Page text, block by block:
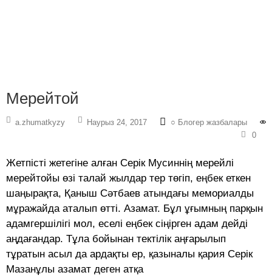
Мерейтой
a.zhumatkyzy Наурыз 24, 2017
○ Блогер жазбалары
0
Жетпісті жетегіне алған Серік Мусиннің мерейлі
мерейтойы өзі талай жылдар тер төгіп, еңбек еткен
шаңырақта, Қаныш Сәтбаев атындағы мемориалды
мұражайда аталып өтті. Азамат. Бұл ұғымның парқын
адамгершілігі мол, еселі еңбек сіңірген адам дейді
аңдағандар. Тұла бойынан тектілік аңғарылып
тұратын асыл да ардақты ер, қазыналы қария Серік
Мазанұлы азамат деген атқа